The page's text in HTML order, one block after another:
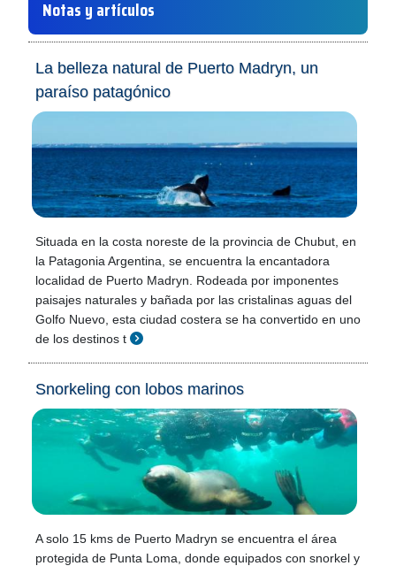
Notas y artículos
La belleza natural de Puerto Madryn, un
paraíso patagónico
Situada en la costa noreste de la provincia de Chubut, en
la Patagonia Argentina, se encuentra la encantadora
localidad de Puerto Madryn. Rodeada por imponentes
paisajes naturales y bañada por las cristalinas aguas del
Golfo Nuevo, esta ciudad costera se ha convertido en uno
de los destinos t
Snorkeling con lobos marinos
A solo 15 kms de Puerto Madryn se encuentra el área
protegida de Punta Loma, donde equipados con snorkel y